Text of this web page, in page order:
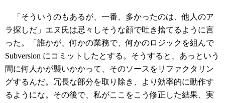
「そういうのもあるが、一番、多かったのは、他人のア
ラ探しだ」エヌ氏は忌々しそうな顔で吐き捨てるように言
った。「誰かが、何かの業務で、何かのロジックを組んで
Subversion にコミットしたとする。そうすると、あっという
間に何人かが襲いかかって、そのソースをリファクタリン
グするんだ。冗長な部分を取り除き、より効率的に動作す
るようにな。その後で、私がここをこう修正した結果、実